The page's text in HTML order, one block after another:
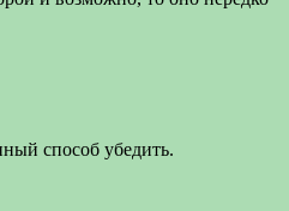
способ убедить.